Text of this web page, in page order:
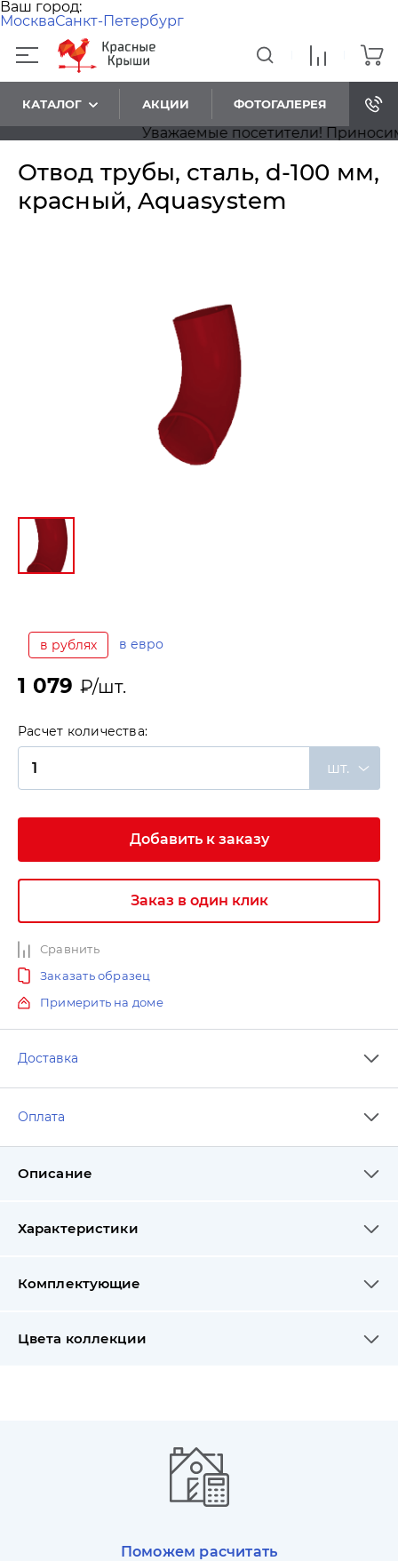
Ваш город:
МоскваСанкт-Петербург
КАТАЛОГ АКЦИИ ФОТОГАЛЕРЕЯ
Уважаемые посетители! Приносим
Отвод трубы, сталь, d-100 мм,
красный, Aquasystem
в рублях в евро
1 079 ₽/шт.
Расчет количества:
шт.
Добавить к заказу
Заказ в один клик
Сравнить
Заказать образец
Примерить на доме
Доставка
Оплата
Описание
Характеристики
Комплектующие
Цвета коллекции
Поможем расчитать